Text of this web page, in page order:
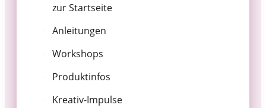
zur Startseite
Anleitungen
Workshops
Produktinfos
Kreativ-Impulse